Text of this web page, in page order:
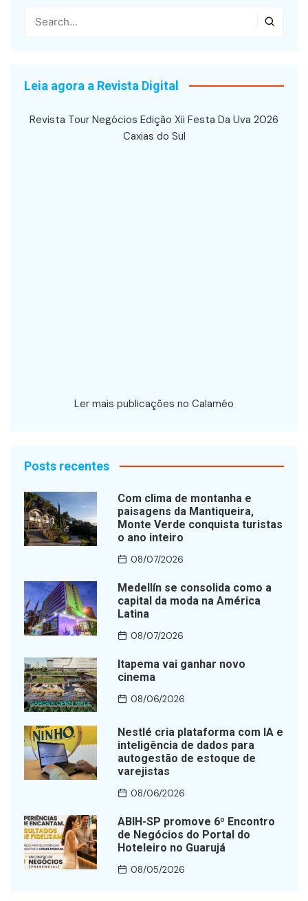
Leia agora a Revista Digital
Revista Tour Negócios Edição Xii Festa Da Uva 2026
Caxias do Sul
Ler mais publicações no Calaméo
Posts recentes
Com clima de montanha e
paisagens da Mantiqueira,
Monte Verde conquista turistas
o ano inteiro
08/07/2026
Medellín se consolida como a
capital da moda na América
Latina
08/07/2026
Itapema vai ganhar novo
cinema
08/06/2026
Nestlé cria plataforma com IA e
inteligência de dados para
autogestão de estoque de
varejistas
08/06/2026
ABIH-SP promove 6º Encontro
de Negócios do Portal do
Hoteleiro no Guarujá
08/05/2026